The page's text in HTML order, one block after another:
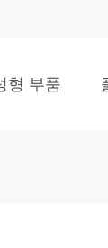
형 부품